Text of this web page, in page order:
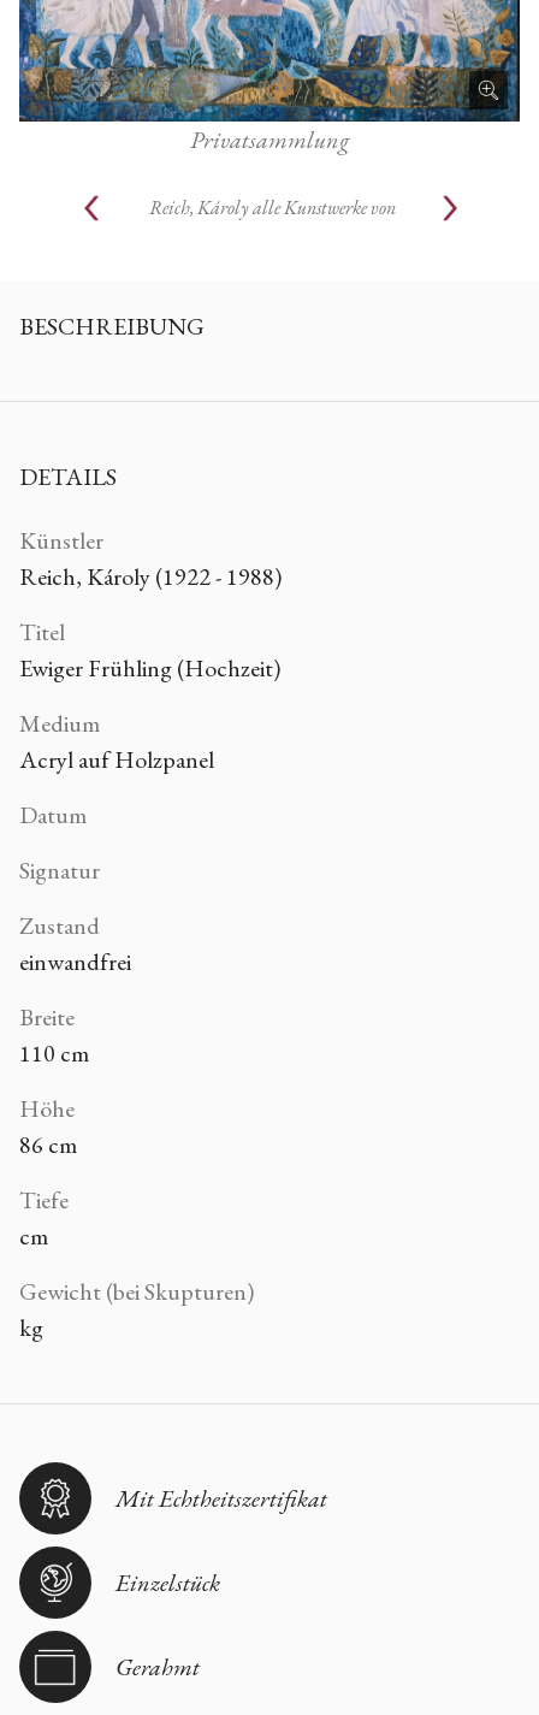
Privatsammlung
Reich, Károly alle Kunstwerke von
BESCHREIBUNG
DETAILS
Künstler
Reich, Károly (1922 - 1988)
Titel
Ewiger Frühling (Hochzeit)
Medium
Acryl auf Holzpanel
Datum
Signatur
Zustand
einwandfrei
Breite
110 cm
Höhe
86 cm
Tiefe
cm
Gewicht (bei Skupturen)
kg
Mit Echtheitszertifikat
Einzelstück
Gerahmt